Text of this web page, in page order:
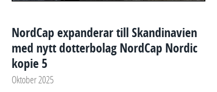
NordCap expanderar till Skandinavien
med nytt dotterbolag NordCap Nordic
kopie 5
Oktober 2025